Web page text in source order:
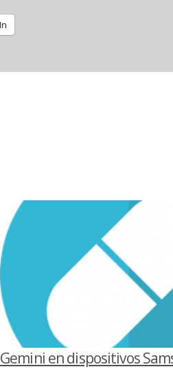
Gemini en dispositivos